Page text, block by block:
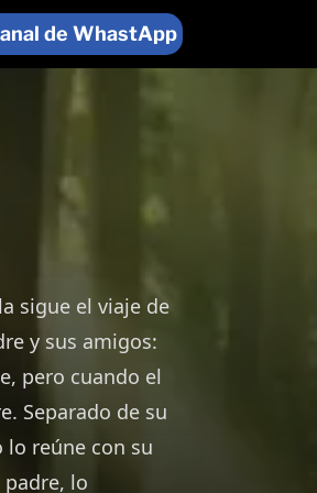
de WhastApp
sigue el viaje de
y sus amigos:
pero cuando el
Separado de su
lo reúne con su
lo